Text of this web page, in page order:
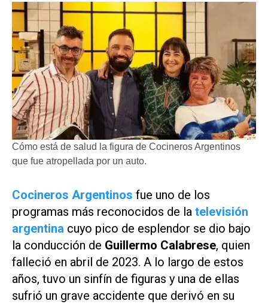
Cómo está de salud la figura de Cocineros Argentinos
que fue atropellada por un auto.
Cocineros Argentinos fue uno de los
programas más reconocidos de la televisión
argentina cuyo pico de esplendor se dio bajo
la conducción de Guillermo Calabrese, quien
falleció en abril de 2023. A lo largo de estos
años, tuvo un sinfín de figuras y una de ellas
sufrió un grave accidente que derivó en su